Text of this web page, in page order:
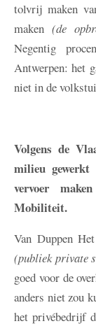
tolvrij maken
maken (de
Negentig
Antwerpen: het
niet in de
Volgens de
milieu gewerkt
vervoer
Mobiliteit.
Van DuppenHet
(publiek private
goed voor de
anders niet zou
het privébedrijf